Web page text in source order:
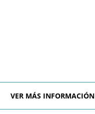
VER MÁS INFORMACIÓN